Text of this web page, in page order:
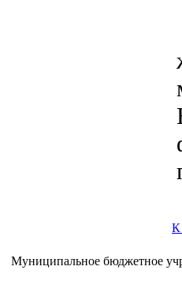
К
Муниципальное бюджетное